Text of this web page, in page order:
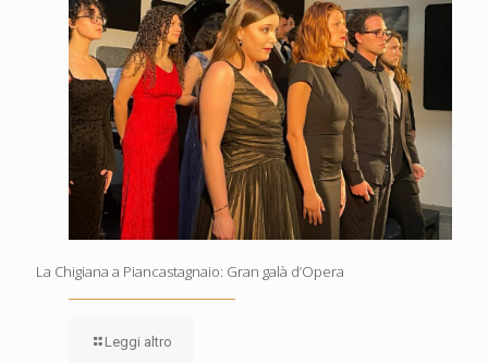
La Chigiana a Piancastagnaio: Gran galà d’Opera
Leggi altro